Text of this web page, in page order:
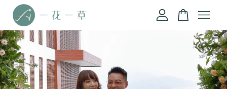
您的購物車目前還是空的。
繼續購物